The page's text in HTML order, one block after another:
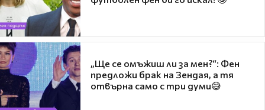
„Ще се омъжиш ли за мен?“: Фен
предложи брак на Зендая, а тя
отвърна само с три думи😅